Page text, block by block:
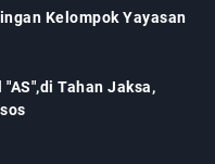
Kelompok Yayasan
Tahan Jaksa,